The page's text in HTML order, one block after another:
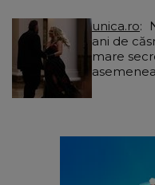
unica.ro
ani de
mare